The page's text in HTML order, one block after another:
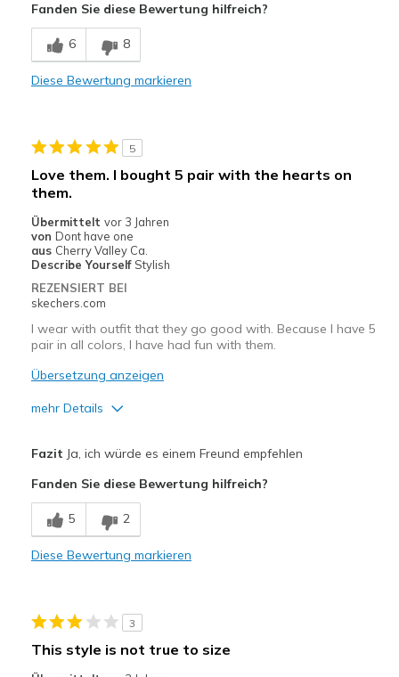
Comfortable
Durable
Casual Wear
Special Occasions
Width
Feels true to width
Sizing
Feels true to size
I'm Really Into Shoes
Fanden Sie diese Bewertung hilfreich?
6 8
Diese Bewertung markieren
5
Love them. I bought 5 pair with the hearts on
them.
Übermittelt vor 3 Jahren
von Dont have one
aus Cherry Valley Ca.
Describe Yourself Stylish
REZENSIERT BEI
skechers.com
I wear with outfit that they go good with. Because I have 5
pair in all colors, I have had fun with them.
Übersetzung anzeigen
mehr Details
Breathe Well
Comfortable
Geeignete Verwendung
Fazit Ja, ich würde es einem Freund empfehlen
Fanden Sie diese Bewertung hilfreich?
5 2
Diese Bewertung markieren
3
This style is not true to size